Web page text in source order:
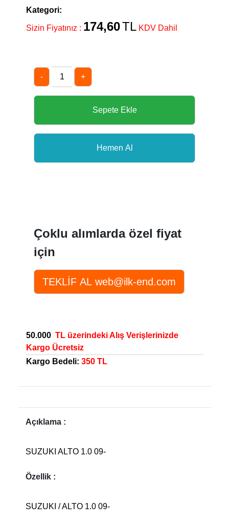
Kategori:
Sizin Fiyatınız : 174,60TL KDV Dahil
- +
Çoklu alımlarda özel fiyat
için
50.000 TL üzerindeki Alış Verişlerinizde
Kargo Ücretsiz
Kargo Bedeli: 350 TL
Açıklama :
SUZUKI ALTO 1.0 09-
Özellik :
SUZUKI / ALTO 1.0 09-